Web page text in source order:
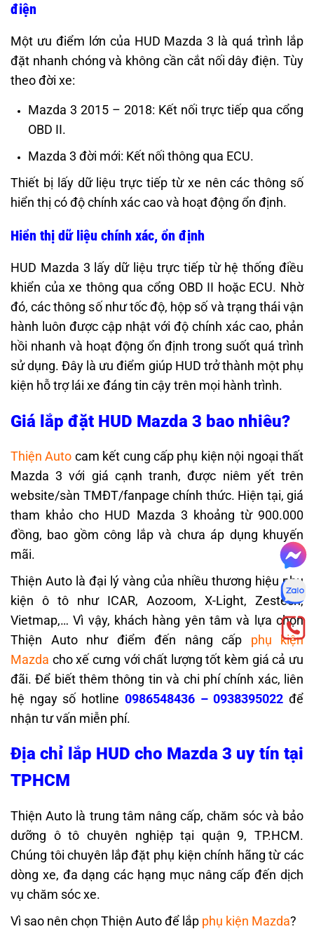
điện
Một ưu điểm lớn của HUD Mazda 3 là quá trình lắp
đặt nhanh chóng và không cần cắt nối dây điện. Tùy
theo đời xe:
Mazda 3 2015 – 2018: Kết nối trực tiếp qua cổng
OBD II.
Mazda 3 đời mới: Kết nối thông qua ECU.
Thiết bị lấy dữ liệu trực tiếp từ xe nên các thông số
hiển thị có độ chính xác cao và hoạt động ổn định.
Hiển thị dữ liệu chính xác, ổn định
HUD Mazda 3 lấy dữ liệu trực tiếp từ hệ thống điều
khiển của xe thông qua cổng OBD II hoặc ECU. Nhờ
đó, các thông số như tốc độ, hộp số và trạng thái vận
hành luôn được cập nhật với độ chính xác cao, phản
hồi nhanh và hoạt động ổn định trong suốt quá trình
sử dụng. Đây là ưu điểm giúp HUD trở thành một phụ
kiện hỗ trợ lái xe đáng tin cậy trên mọi hành trình.
Giá lắp đặt HUD Mazda 3 bao nhiêu?
Thiện Auto cam kết cung cấp phụ kiện nội ngoại thất
Mazda 3 với giá cạnh tranh, được niêm yết trên
website/sàn TMĐT/fanpage chính thức. Hiện tại, giá
tham khảo cho HUD Mazda 3 khoảng từ 900.000
đồng, bao gồm công lắp và chưa áp dụng khuyến
mãi.
Thiện Auto là đại lý vàng của nhiều thương hiệu phụ
kiện ô tô như ICAR, Aozoom, X-Light, Zestech,
Vietmap,… Vì vậy, khách hàng yên tâm và lựa chọn
Thiện Auto như điểm đến nâng cấp phụ kiện
Mazda cho xế cưng với chất lượng tốt kèm giá cả ưu
đãi. Để biết thêm thông tin và chi phí chính xác, liên
hệ ngay số hotline 0986548436–0938395022 để
nhận tư vấn miễn phí.
Địa chỉ lắp HUD cho Mazda 3 uy tín tại
TPHCM
Thiện Auto là trung tâm nâng cấp, chăm sóc và bảo
dưỡng ô tô chuyên nghiệp tại quận 9, TP.HCM.
Chúng tôi chuyên lắp đặt phụ kiện chính hãng từ các
dòng xe, đa dạng các hạng mục nâng cấp đến dịch
vụ chăm sóc xe.
Vì sao nên chọn Thiện Auto để lắp phụ kiện Mazda?